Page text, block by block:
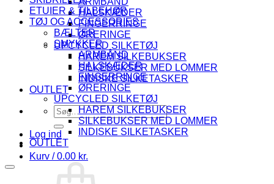
HALSKÆDER
FINGERRINGE
ØRERINGE
UPCYCLED SILKETØJ
HAREM SILKEBUKSER
SILKEBUKSER MED LOMMER
INDISKE SILKETASKER
OUTLET
Søg
efter:
Log ind
Kurv /0.00 kr.
ETUIER & TILBEHØR
TØJ OG ACCESSORIES
BÆLTER
SMYKKER
ARMBÅND
HALSKÆDER
FINGERRINGE
ØRERINGE
UPCYCLED SILKETØJ
HAREM SILKEBUKSER
SILKEBUKSER MED LOMMER
INDISKE SILKETASKER
OUTLET